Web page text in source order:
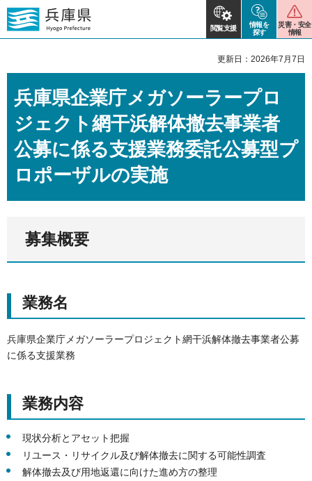
閲覧支援
情報を
探す
災害・安全
情報
更新日：2026年7月7日
兵庫県企業庁メガソーラープロ
ジェクト網干浜解体撤去事業者
公募に係る支援業務委託公募型プ
ロポーザルの実施
募集概要
業務名
兵庫県企業庁メガソーラープロジェクト網干浜解体撤去事業者公募
に係る支援業務
業務内容
現状分析とアセット把握
リユース・リサイクル及び解体撤去に関する可能性調査
解体撤去及び用地返還に向けた進め方の整理